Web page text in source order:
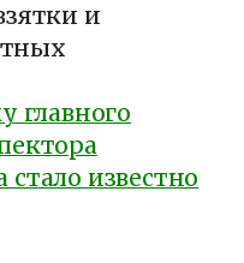
и
главного
известно